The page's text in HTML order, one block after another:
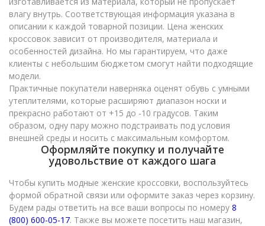
влагу внутрь. Соответствующая информация указана в
описании к каждой товарной позиции. Цена женских
кроссовок зависит от производителя, материала и
особенностей дизайна. Но мы гарантируем, что даже
клиенты с небольшим бюджетом смогут найти подходящие
модели.
Практичные покупатели наверняка оценят обувь с умными
утеплителями, которые расширяют диапазон носки и
прекрасно работают от +15 до -10 градусов. Таким
образом, одну пару можно подстраивать под условия
внешней среды и носить с максимальным комфортом.
Оформляйте покупку и получайте
удовольствие от каждого шага
Чтобы купить модные женские кроссовки, воспользуйтесь
формой обратной связи или оформите заказ через корзину.
Будем рады ответить на все ваши вопросы по номеру 8
(800) 600-05-17. Также вы можете посетить наш магазин,